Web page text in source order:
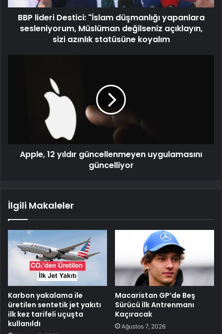
BBP lideri Destici: "İslam düşmanlığı yapanlara
sesleniyorum, Müslüman değilseniz açıklayın,
sizi azınlık statüsüne koyalım
Apple, 12 yıldır güncellenmeyen uygulamasını
güncelliyor
İlgili Makaleler
Karbon yakalama ile
üretilen sentetik jet yakıtı
ilk kez tarifeli uçuşta
kullanıldı
Macaristan GP’de Beş
Sürücü İlk Antrenmanı
Kaçıracak
Ağustos 7, 2026